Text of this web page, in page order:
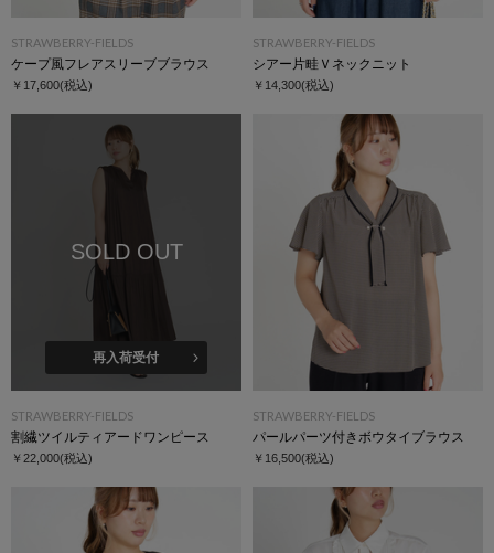
STRAWBERRY-FIELDS
ケープ風フレアスリーブブラウス
￥17,600(税込)
STRAWBERRY-FIELDS
シアー片畦Ｖネックニット
￥14,300(税込)
SOLD OUT
再入荷受付
STRAWBERRY-FIELDS
割繊ツイルティアードワンピース
￥22,000(税込)
STRAWBERRY-FIELDS
パールパーツ付きボウタイブラウス
￥16,500(税込)